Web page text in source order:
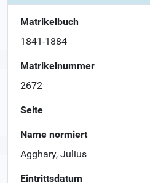
Matrikelbuch
1841-1884
Matrikelnummer
2672
Seite
Name normiert
Agghary, Julius
Eintrittsdatum